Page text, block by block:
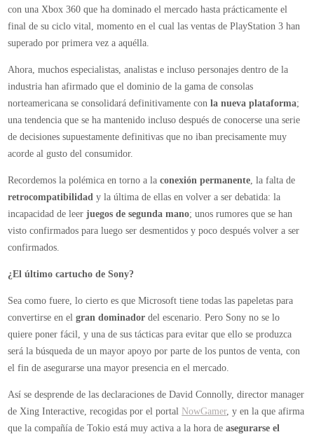
para
superar
a
720
con una Xbox 360 que ha dominado el mercado hasta prácticamente el
final de su ciclo vital, momento en el cual las ventas de PlayStation 3 han
superado por primera vez a aquélla.
Ahora, muchos especialistas, analistas e incluso personajes dentro de la
industria han afirmado que el dominio de la gama de consolas
norteamericana se consolidará definitivamente conla nueva plataforma;
una tendencia que se ha mantenido incluso después de conocerse una serie
de decisiones supuestamente definitivas que no iban precisamente muy
acorde al gusto del consumidor.
Recordemos la polémica en torno a laconexión permanente, la falta de
retrocompatibilidad y la última de ellas en volver a ser debatida: la
incapacidad de leerjuegos de segunda mano; unos rumores que se han
visto confirmados para luego ser desmentidos y poco después volver a ser
confirmados.
¿El último cartucho de Sony?
Sea como fuere, lo cierto es que Microsoft tiene todas las papeletas para
convertirse en elgran dominador del escenario. Pero Sony no se lo
quiere poner fácil, y una de sus tácticas para evitar que ello se produzca
será la búsqueda de un mayor apoyo por parte de los puntos de venta, con
el fin de asegurarse una mayor presencia en el mercado.
Así se desprende de las declaraciones de David Connolly, director manager
de Xing Interactive, recogidas por el portal NowGamer, y en la que afirma
que la compañía de Tokio está muy activa a la hora deasegurarse el